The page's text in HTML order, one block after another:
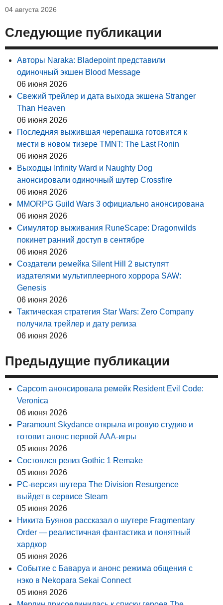
04 августа 2026
Следующие публикации
Авторы Naraka: Bladepoint представили
одиночный экшен Blood Message
06 июня 2026
Свежий трейлер и дата выхода экшена Stranger
Than Heaven
06 июня 2026
Последняя выжившая черепашка готовится к
мести в новом тизере TMNT: The Last Ronin
06 июня 2026
Выходцы Infinity Ward и Naughty Dog
анонсировали одиночный шутер Crossfire
06 июня 2026
MMORPG Guild Wars 3 официально анонсирована
06 июня 2026
Симулятор выживания RuneScape: Dragonwilds
покинет ранний доступ в сентябре
06 июня 2026
Создатели ремейка Silent Hill 2 выступят
издателями мультиплеерного хоррора SAW:
Genesis
06 июня 2026
Тактическая стратегия Star Wars: Zero Company
получила трейлер и дату релиза
06 июня 2026
Предыдущие публикации
Capcom анонсировала ремейк Resident Evil Code:
Veronica
06 июня 2026
Paramount Skydance открыла игровую студию и
готовит анонс первой AAA-игры
05 июня 2026
Состоялся релиз Gothic 1 Remake
05 июня 2026
PC-версия шутера The Division Resurgence
выйдет в сервисе Steam
05 июня 2026
Никита Буянов рассказал о шутере Fragmentary
Order — реалистичная фантастика и понятный
хардкор
05 июня 2026
Событие с Баваруа и анонс режима общения с
нэко в Nekopara Sekai Connect
05 июня 2026